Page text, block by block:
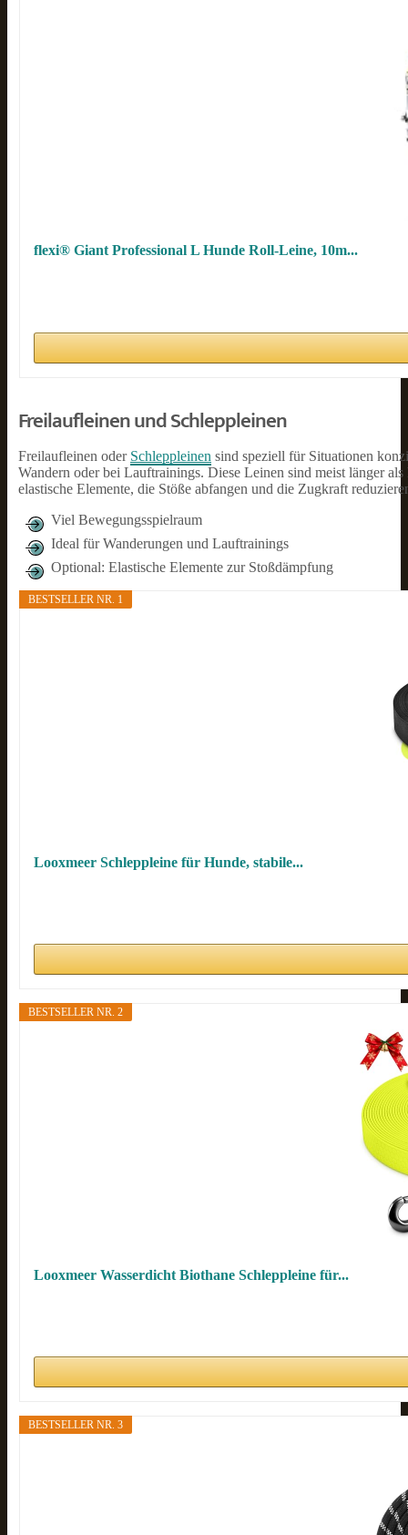
flexi® Giant Professional L Hunde Roll-Leine, 10m...
Freilaufleinen und Schleppleinen
Freilaufleinen oder Schleppleinen sind speziell für Situationen
Wandern oder bei Lauftrainings. Diese Leinen sind meist länger
elastische Elemente, die Stöße abfangen und die Zugkraft
Viel Bewegungsspielraum
Ideal für Wanderungen und Lauftrainings
Optional: Elastische Elemente zur Stoßdämpfung
BESTSELLER NR. 1
Looxmeer Schleppleine für Hunde, stabile...
BESTSELLER NR. 2
Looxmeer Wasserdicht Biothane Schleppleine für...
BESTSELLER NR. 3